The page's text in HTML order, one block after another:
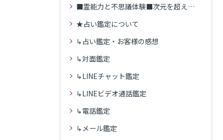
■霊能力と不思議体験■次元を超えた体験
★占い鑑定について
↳占い鑑定・お客様の感想
↳対面鑑定
↳LINEチャット鑑定
↳LINEビデオ通話鑑定
↳電話鑑定
↳メール鑑定